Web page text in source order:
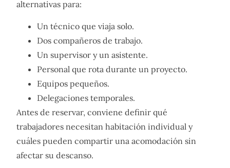
alternativas para:
Un técnico que viaja solo.
Dos compañeros de trabajo.
Un supervisor y un asistente.
Personal que rota durante un proyecto.
Equipos pequeños.
Delegaciones temporales.
Antes de reservar, conviene definir qué
trabajadores necesitan habitación individual y
cuáles pueden compartir una acomodación sin
afectar su descanso.